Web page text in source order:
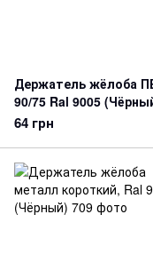
Держатель жёлоба
90/75 Ral 9005
64 грн